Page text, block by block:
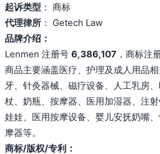
起诉类型 ： 商标
代理律所： Getech Law
品牌介绍：
Lenmen 注册号 6,386,107，商标注
商品主要涵盖医疗、护理及成人用品
牙、针灸器械、磁疗设备、人工乳房
杖、奶瓶、按摩器、医用加湿器、注
娃娃、医用按摩设备、婴儿安抚奶嘴
摩器等。
商标/版权/专利：